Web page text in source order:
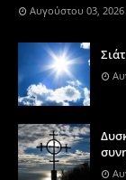
Αυγούστου 03, 2026